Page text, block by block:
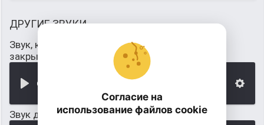
ДРУГИЕ ЗВУКИ
Звук, когда в ванной комнате дверца шкафа
закрывается
Звук дверцы шкафа открыть/закрыть
Согласие на
использование файлов cookie